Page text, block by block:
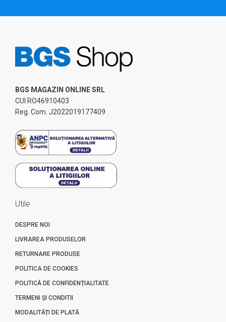
BGS MAGAZIN ONLINE SRL
CUI RO46910403
Reg. Com. J2022019177409
Utile
DESPRE NOI
LIVRAREA PRODUSELOR
RETURNARE PRODUSE
POLITICA DE COOKIES
POLITICĂ DE CONFIDENȚIALITATE
TERMENI ȘI CONDITII
MODALITĂȚI DE PLATĂ